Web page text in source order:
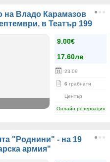
на Владо Карамазов
в Театър 199
9.00€
17.60лв
23.09
6 грабнати
Център
Онлайн резервация
"Роднини" - на 19
армия"